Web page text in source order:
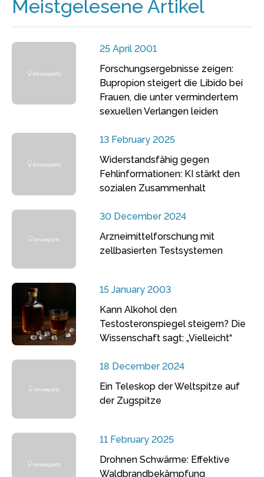
Meistgelesene Artikel
25 April 2001
Forschungsergebnisse zeigen:
Bupropion steigert die Libido bei
Frauen, die unter vermindertem
sexuellen Verlangen leiden
13 February 2025
Widerstandsfähig gegen
Fehlinformationen: KI stärkt den
sozialen Zusammenhalt
30 December 2024
Arzneimittelforschung mit
zellbasierten Testsystemen
15 January 2003
Kann Alkohol den
Testosteronspiegel steigern? Die
Wissenschaft sagt: „Vielleicht“
18 December 2024
Ein Teleskop der Weltspitze auf
der Zugspitze
11 February 2025
Drohnen Schwärme: Effektive
Waldbrandbekämpfung